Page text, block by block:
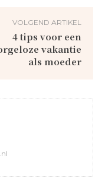
VOLGEND ARTIKEL
4 tips voor een
vakantie
als moeder